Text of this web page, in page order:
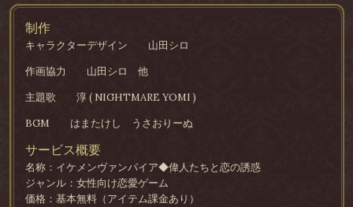
制作
キャラクターデザイン
山田シロ
作画協力
山田シロ 他
主題歌
淳 ( NIGHTMARE YOMI )
BGM
はまたけし うさおりーぬ
サービス概要
名称：イケメンヴァンパイア◆偉人たちと恋の誘惑
ジャンル：女性向け恋愛ゲーム
価格：基本無料（アイテム課金あり）